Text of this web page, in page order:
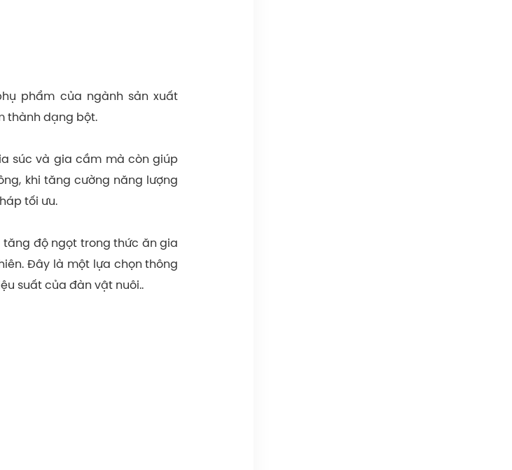
phẩm của ngành sản xuất
thành dạng bột.
súc và gia cầm mà còn giúp
khi tăng cường năng lượng
tối ưu.
độ ngọt trong thức ăn gia
Đây là một lựa chọn thông
suất của đàn vật nuôi..